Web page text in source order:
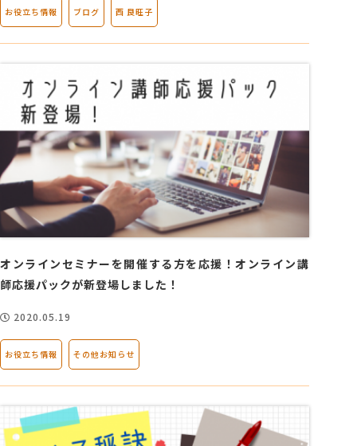
お役立ち情報 ブログ 西 良旺子
オンラインセミナーを開催する方を応援！オンライン講
師応援パックが新登場しました！
2020.05.19
お役立ち情報 その他お知らせ